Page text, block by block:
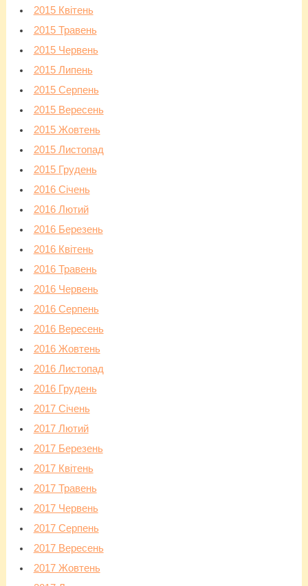
2015 Квітень
2015 Травень
2015 Червень
2015 Липень
2015 Серпень
2015 Вересень
2015 Жовтень
2015 Листопад
2015 Грудень
2016 Січень
2016 Лютий
2016 Березень
2016 Квітень
2016 Травень
2016 Червень
2016 Серпень
2016 Вересень
2016 Жовтень
2016 Листопад
2016 Грудень
2017 Січень
2017 Лютий
2017 Березень
2017 Квітень
2017 Травень
2017 Червень
2017 Серпень
2017 Вересень
2017 Жовтень